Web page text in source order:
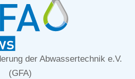
der Abwassertechnik e.V.
(GFA)